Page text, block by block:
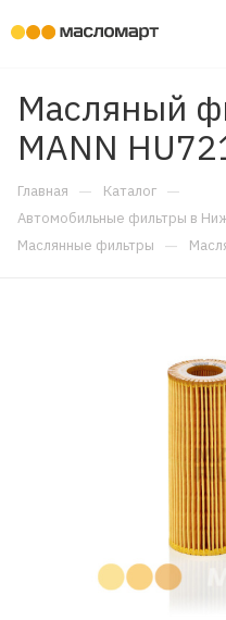
Масляный
MANN
Главная — Каталог —
Автомобильные фильтры в
Маслянные фильтры —